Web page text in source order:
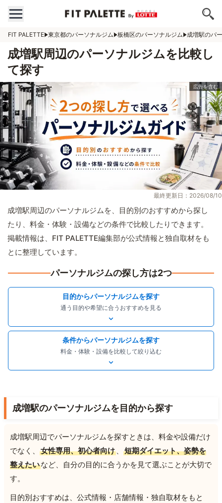
FIT PALETTE 東京都のパーソナルジム 板橋区のパーソナルジム 成増駅のパ
成増駅周辺のパーソナルジムを比較し
て探す
最終更新日：2026/08/10
成増駅周辺のパーソナルジムを、目的別のおすすめから探し
たり、料金・体験・設備などの条件で比較したりできます。
掲載情報は、FIT PALETTE編集部が公式情報と独自取材をも
とに整理しています。
パーソナルジムの探し方は2つ
目的からパーソナルジムを探す
通う目的や希望に合うおすすめを見る
条件からパーソナルジムを探す
料金・体験・設備を比較して絞り込む
成増駅のパーソナルジムを目的から探す
成増駅周辺でパーソナルジムを探すときは、料金や設備だけ
でなく、
女性専用、初心者向け 、
短期ダイエット、姿勢を
整えたいなど、自分の目的に合うかを見て選ぶことが大切で
す。
目的別おすすめは、公式情報・店舗情報・独自取材をもと